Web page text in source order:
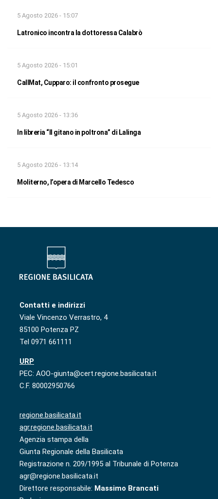
5 Agosto 2026 - 15:07
Latronico incontra la dottoressa Calabrò
5 Agosto 2026 - 15:01
CallMat, Cupparo: il confronto prosegue
5 Agosto 2026 - 13:36
In libreria “Il gitano in poltrona” di Lalinga
5 Agosto 2026 - 13:14
Moliterno, l’opera di Marcello Tedesco
Contatti e indirizzi
Viale Vincenzo Verrastro, 4
85100 Potenza PZ
Tel 0971 661111
URP
PEC: AOO-giunta@cert.regione.basilicata.it
C.F. 80002950766
regione.basilicata.it
agr.regione.basilicata.it
Agenzia stampa della
Giunta Regionale della Basilicata
Registrazione n. 209/1995 al Tribunale di Potenza
agr@regione.basilicata.it
Direttore responsabile: Massimo Brancati